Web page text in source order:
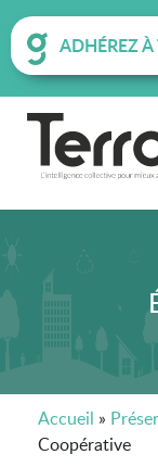
ADHÉREZ
Accueil »
Coopérative